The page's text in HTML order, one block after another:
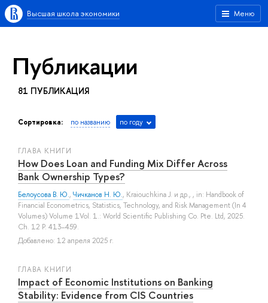
Меню
Высшая школа экономики
Публикации
81 ПУБЛИКАЦИЯ
Сортировка: по названию по году
ГЛАВА КНИГИ
How Does Loan and Funding Mix Differ Across
Bank Ownership Types?
Белоусова В. Ю., Чичканов Н. Ю., Kraiouchkina J. и др., , in: Handbook of
Financial Econometrics, Statistics, Technology, and Risk Management (In 4
Volumes) Volume 1Vol. 1.: World Scientific Publishing Co. Pte. Ltd, 2025.
Ch. 12 P. 413–459.
Добавлено: 12 апреля 2025 г.
ГЛАВА КНИГИ
Impact of Economic Institutions on Banking
Stability: Evidence from CIS Countries